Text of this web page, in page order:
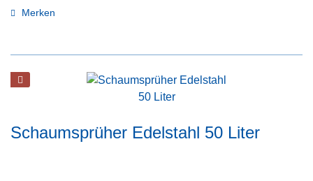
Merken
Schaumsprüher Edelstahl 50 Liter